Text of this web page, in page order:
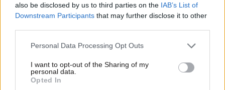
also be disclosed by us to third parties on the IAB’s List of
Downstream Participants that may further disclose it to other
Please note that this website/app uses one or more Google
not limited to your visit or usage behaviour. You may click to
grant or deny consent to Google and its third-party tags to
use your data for below specified purposes in below Google
Personal Data Processing Opt Outs
I want to opt-out of the Sharing of my
personal data.
Opted In
ΣΧΌΛΙΑ ΑΝΑΓΝΩΣΤΏΝ